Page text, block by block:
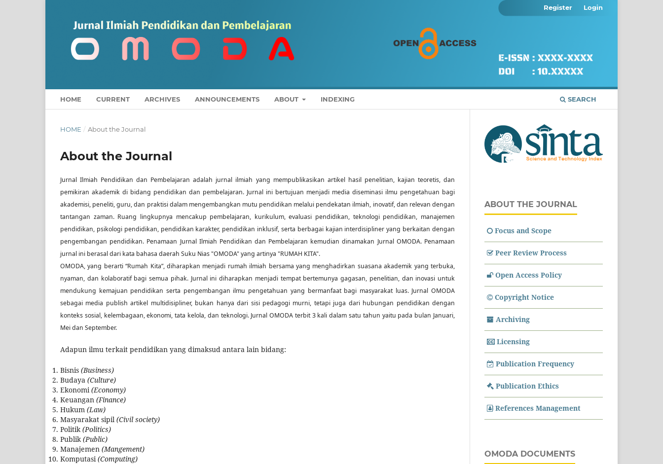
HOME CURRENT ARCHIVES ANNOUNCEMENTS ABOUT INDEXING SEARCH
Register Login
HOME / About the Journal
About the Journal
Jurnal Ilmiah Pendidikan dan Pembelajaran adalah jurnal ilmiah yang mempublikasikan artikel hasil penelitian, kajian teoretis, dan
pemikiran akademik di bidang pendidikan dan pembelajaran. Jurnal ini bertujuan menjadi media diseminasi ilmu pengetahuan bagi
akademisi, peneliti, guru, dan praktisi dalam mengembangkan mutu pendidikan melalui pendekatan ilmiah, inovatif, dan relevan dengan
tantangan zaman. Ruang lingkupnya mencakup pembelajaran, kurikulum, evaluasi pendidikan, teknologi pendidikan, manajemen
pendidikan, psikologi pendidikan, pendidikan karakter, pendidikan inklusif, serta berbagai kajian interdisipliner yang berkaitan dengan
pengembangan pendidikan. Penamaan Jurnal Ilmiah Pendidikan dan Pembelajaran kemudian dinamakan Jurnal OMODA. Penamaan
jurnal ini berasal dari kata bahasa daerah Suku Nias "OMODA" yang artinya "RUMAH KITA".
OMODA, yang berarti “Rumah Kita”, diharapkan menjadi rumah ilmiah bersama yang menghadirkan suasana akademik yang terbuka,
nyaman, dan kolaboratif bagi semua pihak. Jurnal ini diharapkan menjadi tempat bertemunya gagasan, penelitian, dan inovasi untuk
mendukung kemajuan pendidikan serta pengembangan ilmu pengetahuan yang bermanfaat bagi masyarakat luas. Jurnal OMODA
sebagai media publish artikel multidisipliner, bukan hanya dari sisi pedagogi murni, tetapi juga dari hubungan pendidikan dengan
konteks sosial, kelembagaan, ekonomi, tata kelola, dan teknologi. Jurnal OMODA terbit 3 kali dalam satu tahun yaitu pada bulan Januari,
Mei dan September.
Adapun ilmu terkait pendidikan yang dimaksud antara lain bidang:
Bisnis (Business)
Budaya (Culture)
Ekonomi(Economy)
Keuangan (Finance)
Hukum (Law)
Masyarakat sipil (Civil society)
Politik(Politics)
Publik(Public)
Manajemen (Mangement)
Komputasi(Computing)
ABOUT THE JOURNAL
Focus and Scope
Peer Review Process
Open Access Policy
Copyright Notice
Archiving
Licensing
Publication Frequency
Publication Ethics
References Management
OMODA DOCUMENTS